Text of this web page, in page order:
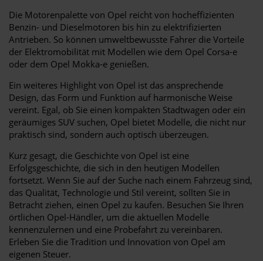
Die Motorenpalette von Opel reicht von hocheffizienten
Benzin- und Dieselmotoren bis hin zu elektrifizierten
Antrieben. So können umweltbewusste Fahrer die Vorteile
der Elektromobilität mit Modellen wie dem Opel Corsa-e
oder dem Opel Mokka-e genießen.
Ein weiteres Highlight von Opel ist das ansprechende
Design, das Form und Funktion auf harmonische Weise
vereint. Egal, ob Sie einen kompakten Stadtwagen oder ein
geräumiges SUV suchen, Opel bietet Modelle, die nicht nur
praktisch sind, sondern auch optisch überzeugen.
Kurz gesagt, die Geschichte von Opel ist eine
Erfolgsgeschichte, die sich in den heutigen Modellen
fortsetzt. Wenn Sie auf der Suche nach einem Fahrzeug sind,
das Qualität, Technologie und Stil vereint, sollten Sie in
Betracht ziehen, einen Opel zu kaufen. Besuchen Sie Ihren
örtlichen Opel-Händler, um die aktuellen Modelle
kennenzulernen und eine Probefahrt zu vereinbaren.
Erleben Sie die Tradition und Innovation von Opel am
eigenen Steuer.